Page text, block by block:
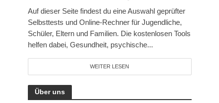
Auf dieser Seite findest du eine Auswahl geprüfter
Selbsttests und Online-Rechner für Jugendliche,
Schüler, Eltern und Familien. Die kostenlosen Tools
helfen dabei, Gesundheit, psychische...
WEITER LESEN
Über uns